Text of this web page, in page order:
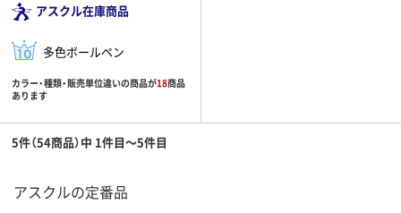
アスクル在庫商品
多色ボールペン
カラー・種類・販売単位違いの商品が18商品
あります
5件（54商品）中 1件目～5件目
アスクルの定番品